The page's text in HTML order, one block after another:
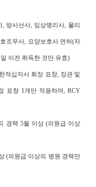
방사선사, 임상병리사, 물리
조무사, 요양보호사 면허(자
이전 취득한 것만 유효)
적십자사 회장 표창, 장관 및
표창 1개만 적용하며, RCY
경력 5월 이상 (의원급 이상
(의원급 이상의 병원 경력만